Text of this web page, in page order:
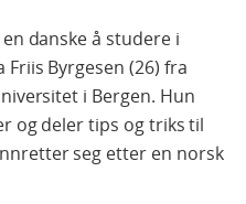
danske å studere i
Byrgesen (26) fra
i Bergen. Hun
og deler tips og triks til
seg etter en norsk